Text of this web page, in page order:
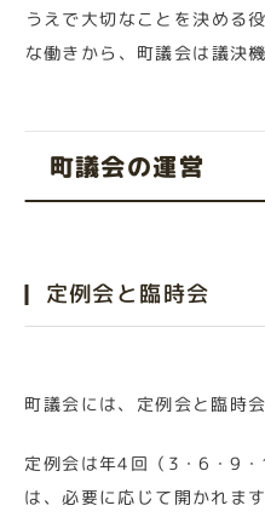
うえで大切なことを決める
な働きから、町議会は議決
町議会の運営
定例会と臨時会
町議会には、定例会と臨時
定例会は年4回（3・6・9
は、必要に応じて開かれま